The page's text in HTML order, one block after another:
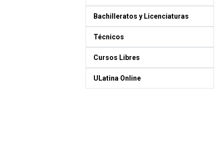
Bachilleratos y Licenciaturas
Técnicos
Cursos Libres
ULatina Online